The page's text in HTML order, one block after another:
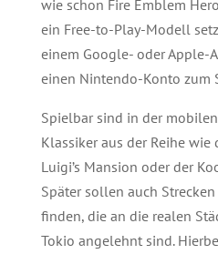
wie schon Fire Emblem
ein Free-to-Play-Modell
einem Google- oder Apple-
einen Nintendo-Konto zum
Spielbar sind in der mobilen
Klassiker aus der Reihe wie
Luigi’s Mansion oder der
Später sollen auch
finden, die an die realen
Tokio angelehnt sind.